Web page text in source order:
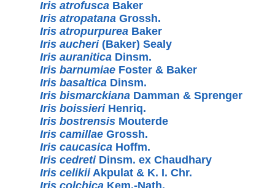
Iris atrofusca Baker
Iris atropatana Grossh.
Iris atropurpurea Baker
Iris aucheri(Baker) Sealy
Iris auranitica Dinsm.
Iris barnumiae Foster & Baker
Iris basaltica Dinsm.
Iris bismarckiana Damman & Sprenger
Iris boissieriHenriq.
Iris bostrensis Mouterde
Iris camillae Grossh.
Iris caucasica Hoffm.
Iris cedretiDinsm. ex Chaudhary
Iris celikiiAkpulat & K. I. Chr.
Iris colchica Kem.-Nath.